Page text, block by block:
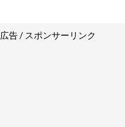
広告 / スポンサーリンク